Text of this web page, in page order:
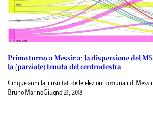
Primo turno a Messina: la dispersione del
la (parziale) tenuta del centrodestra
Cinque anni fa, i risultati delle elezioni comunali di
Bruno MarinoGiugno 21, 2018